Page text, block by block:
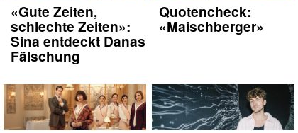
«Gute Zeiten,
schlechte Zeiten»:
Sina entdeckt Danas
Fälschung
Quotencheck:
«Maischberger»